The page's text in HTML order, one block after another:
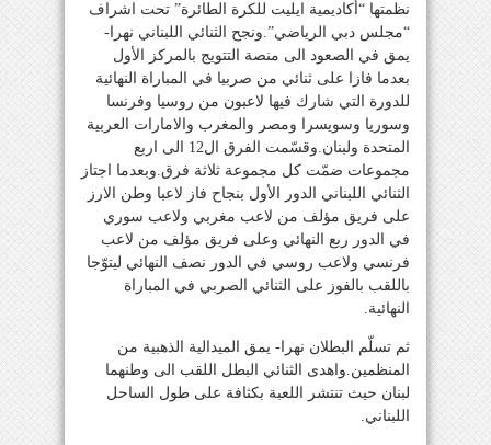
نظمتها “أكاديمية ايليت للكرة الطائرة” تحت اشراف
“مجلس دبي الرياضي”.ونجح الثنائي اللبناني نهرا-
يمق في الصعود الى منصة التتويج بالمركز الأول
بعدما فازا على ثنائي من صربيا في المباراة النهائية
للدورة التي شارك فيها لاعبون من روسيا وفرنسا
وسوريا وسويسرا ومصر والمغرب والامارات العربية
المتحدة ولبنان.وقسّمت الفرق ال12 الى اربع
مجموعات ضمّت كل مجموعة ثلاثة فرق.وبعدما اجتاز
الثنائي اللبناني الدور الأول بنجاح فاز لاعبا وطن الارز
على فريق مؤلف من لاعب مغربي ولاعب سوري
في الدور ربع النهائي وعلى فريق مؤلف من لاعب
فرنسي ولاعب روسي في الدور نصف النهائي ليتوّجا
باللقب بالفوز على الثنائي الصربي في المباراة
النهائية.
ثم تسلّم البطلان نهرا- يمق الميدالية الذهبية من
المنظمين.واهدى الثنائي البطل اللقب الى وطنهما
لبنان حيث تنتشر اللعبة بكثافة على طول الساحل
اللبناني.